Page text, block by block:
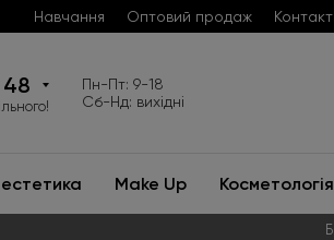
Навчання Оптовий продаж
Пн-Пт: 9-18
Сб-Нд: вихідні
Make Up Косметологія